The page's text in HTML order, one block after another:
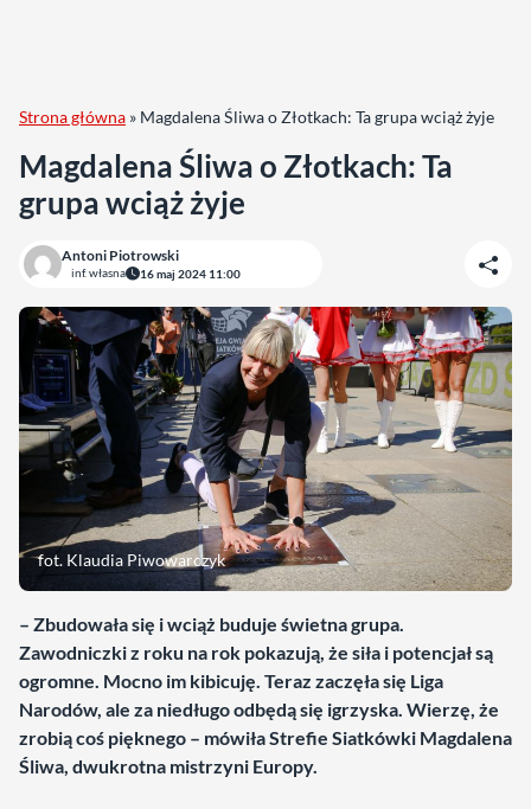
Strona główna » Magdalena Śliwa o Złotkach: Ta grupa wciąż żyje
Magdalena Śliwa o Złotkach: Ta
grupa wciąż żyje
Antoni Piotrowski
inf. własna 16 maj 2024 11:00
fot. Klaudia Piwowarczyk
– Zbudowała się i wciąż buduje świetna grupa.
Zawodniczki z roku na rok pokazują, że siła i potencjał są
ogromne. Mocno im kibicuję. Teraz zaczęła się Liga
Narodów, ale za niedługo odbędą się igrzyska. Wierzę, że
zrobią coś pięknego – mówiła Strefie Siatkówki Magdalena
Śliwa, dwukrotna mistrzyni Europy.